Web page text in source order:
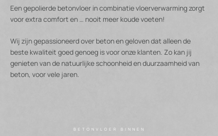
Een gepolierde betonvloer in combinatie vloerverwarming zorgt
voor extra comfort en … nooit meer koude voeten!
Wij zijn gepassioneerd over beton en geloven dat alleen de
beste kwaliteit goed genoeg is voor onze klanten. Zo kan jij
genieten van de natuurlijke schoonheid en duurzaamheid van
beton, voor vele jaren.
BETONVLOER BINNEN